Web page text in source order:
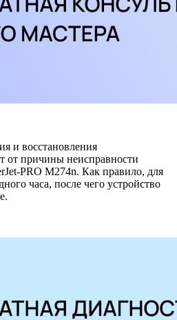
и восстановления
от причины неисправности
PRO M274n. Как правило, для
часа, после чего устройство